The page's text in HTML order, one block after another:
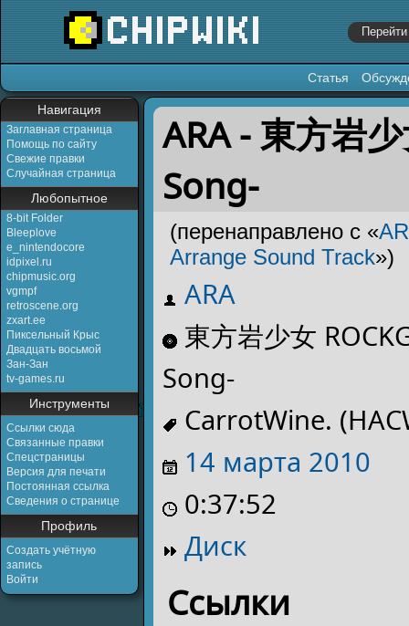
Статья
Навигация
Заглавная страница
Помощь по сайту
Свежие правки
Случайная страница
Любопытное
8-bit Folder
Bleeplove
e_nintendocore
idpixel.ru
chipmusic.org
vgmpf
retroscene.org
zxart.ee
Пиксельный Крыс
Двадцать восьмой
Зан-Зан
tv-games.ru
Инструменты
Ссылки сюда
Связанные правки
Спецстраницы
Версия для печати
Постоянная ссылка
Сведения о странице
Профиль
Создать учётную
запись
Войти
Перейти к:навигация,поиск
ARA - 東方岩
Song-
(перенаправлено с «
Arrange Sound Track»)
ARA
東方岩少女
Song-
CarrotWine.
14 марта 2010
0:37:52
Диск
Ссылки